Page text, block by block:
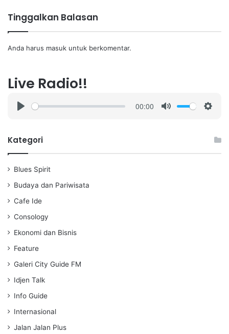
Tinggalkan Balasan
Anda harus masuk untuk berkomentar.
Live Radio!!
a
00:00
Kategori
Blues Spirit
Budaya dan Pariwisata
Cafe Ide
Consology
Ekonomi dan Bisnis
Feature
Galeri City Guide FM
Idjen Talk
Info Guide
Internasional
Jalan Jalan Plus